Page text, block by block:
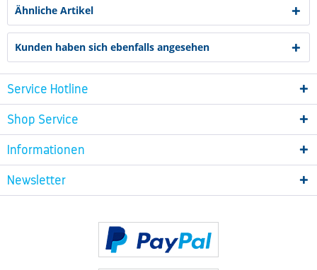
Ähnliche Artikel
Kunden haben sich ebenfalls angesehen
Service Hotline
Shop Service
Informationen
Newsletter